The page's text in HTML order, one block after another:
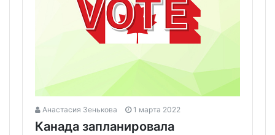
Анастасия Зенькова 1 марта 2022
Канада запланировала